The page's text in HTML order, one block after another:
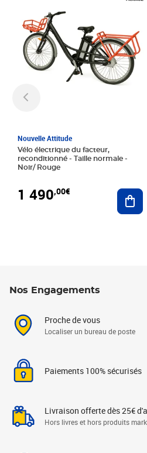
Nouvelle Attitude
Vélo électrique du facteur,
reconditionné - Taille normale -
Noir/ Rouge
1 490,00€
Nos Engagements
Proche de vous
Localiser un bureau de poste
Paiements 100% sécurisés
Livraison offerte dès 25€
Hors livres et hors produits